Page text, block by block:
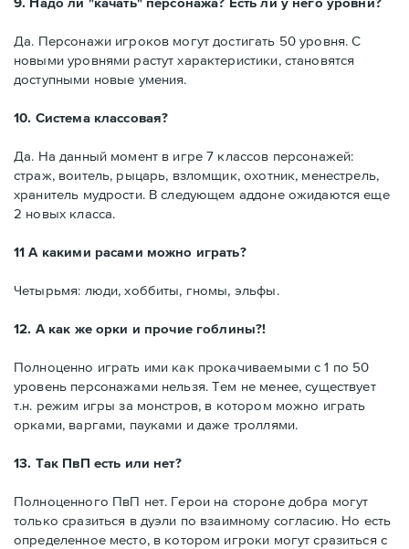
Да. Персонажи игроков могут достигать 50 уровня. С
новыми уровнями растут характеристики, становятся
доступными новые умения.
10. Система классовая?
Да. На данный момент в игре 7 классов персонажей:
страж, воитель, рыцарь, взломщик, охотник, менестрель,
хранитель мудрости. В следующем аддоне ожидаются еще
2 новых класса.
11 А какими расами можно играть?
Четырьмя: люди, хоббиты, гномы, эльфы.
12. А как же орки и прочие гоблины?!
Полноценно играть ими как прокачиваемыми с 1 по 50
уровень персонажами нельзя. Тем не менее, существует
т.н. режим игры за монстров, в котором можно играть
орками, варгами, пауками и даже троллями.
13. Так ПвП есть или нет?
Полноценного ПвП нет. Герои на стороне добра могут
только сразиться в дуэли по взаимному согласию. Но есть
определенное место, в котором игроки могут сразиться с